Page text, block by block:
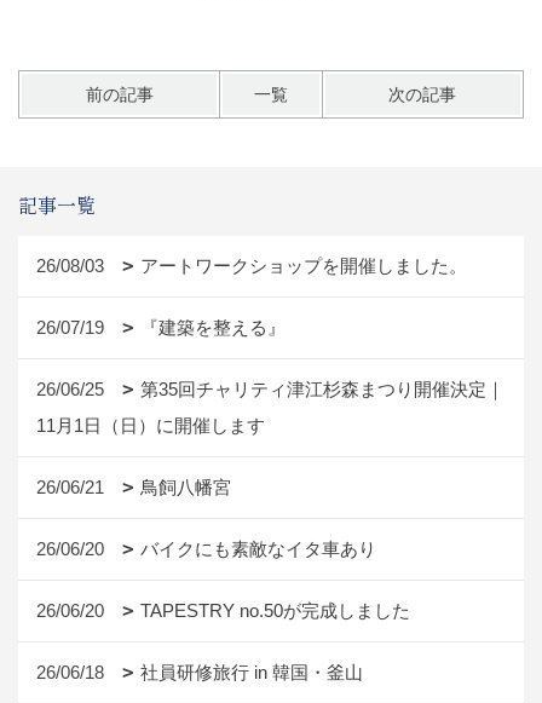
前の記事 一覧 次の記事
記事一覧
26/08/03 アートワークショップを開催しました。
26/07/19 『建築を整える』
26/06/25
第35回チャリティ津江杉森まつり開催決定｜
11月1日（日）に開催します
26/06/21 鳥飼八幡宮
26/06/20 バイクにも素敵なイタ車あり
26/06/20 TAPESTRY no.50が完成しました
26/06/18 社員研修旅行 in 韓国・釜山